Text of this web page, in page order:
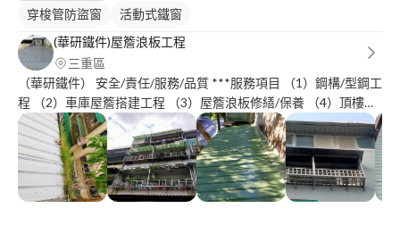
穿梭管防盜窗
活動式鐵窗
(華研鐵件)屋簷浪板工程
三重區
（華研鐵件） 安全/責任/服務/品質 ***服務項目 （1）鋼構/型鋼工
程 （2）車庫屋簷搭建工程 （3）屋簷浪板修繕/保養 （4）頂樓陽
台/ (鍍鋅鋼鐵-白鐵方管) 烤漆配色搭建工程 (5)自家土地 屋簷設計
搭建安裝 玻璃/隔熱透明板 (6)室內挑高天花板 (夾層設計)安裝工程
(7)屋簷浪板含配件:項目 1**屋簷老舊生銹 2**屋簷破損漏水 3**屋
簷（排水槽) 排水/漏水=修繕 懸空.斷裂-老舊更新 4**重新覆蓋安裝
工程 5**老舊屋齡(石綿瓦) (拆除.清運).更新工程 **6(結構型鋼項目)